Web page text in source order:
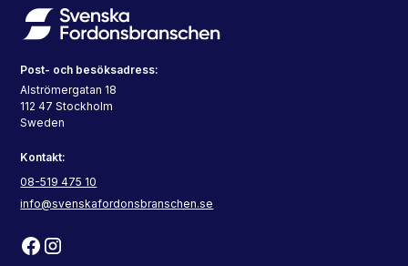
Post- och besöksadress:
Alströmergatan 18
112 47 Stockholm
Sweden
Kontakt:
08-519 475 10
info@svenskafordonsbranschen.se